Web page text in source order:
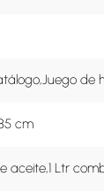
cm
aceite,1 Ltr